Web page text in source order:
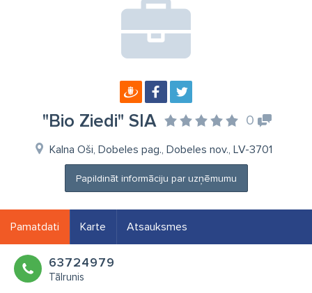
"Bio Ziedi" SIA 0
Kalna Oši, Dobeles pag., Dobeles nov., LV-3701
Papildināt informāciju par uzņēmumu
Pamatdati Karte Atsauksmes
63724979
Tālrunis